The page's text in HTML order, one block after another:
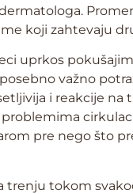
koji zahtevaju
uprkos
važno
i reakcije
pre nego što
trenju tokom